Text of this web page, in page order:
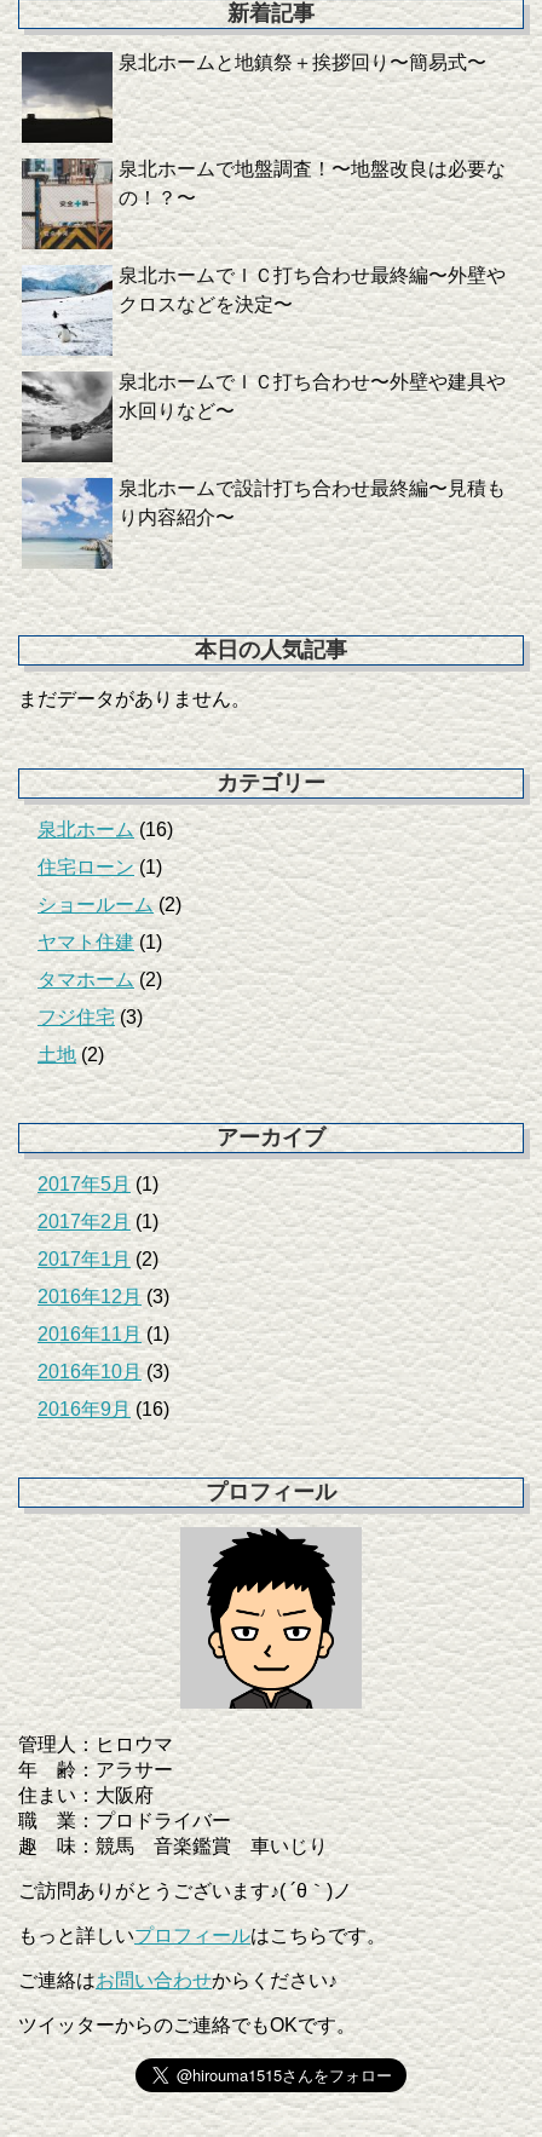
新着記事
泉北ホームと地鎮祭＋挨拶回り〜簡易式〜
泉北ホームで地盤調査！〜地盤改良は必要な
の！？〜
泉北ホームでＩＣ打ち合わせ最終編〜外壁や
クロスなどを決定〜
泉北ホームでＩＣ打ち合わせ〜外壁や建具や
水回りなど〜
泉北ホームで設計打ち合わせ最終編〜見積も
り内容紹介〜
本日の人気記事
まだデータがありません。
カテゴリー
泉北ホーム(16)
住宅ローン(1)
ショールーム (2)
ヤマト住建 (1)
タマホーム(2)
フジ住宅(3)
土地(2)
アーカイブ
2017年5月 (1)
2017年2月 (1)
2017年1月 (2)
2016年12月 (3)
2016年11月 (1)
2016年10月 (3)
2016年9月 (16)
プロフィール
管理人：ヒロウマ
年 齢：アラサー
住まい：大阪府
職 業：プロドライバー
趣 味：競馬 音楽鑑賞 車いじり
ご訪問ありがとうございます♪( ´θ｀)ノ
もっと詳しいプロフィールはこちらです。
ご連絡はお問い合わせからください♪
ツイッターからのご連絡でもOKです。